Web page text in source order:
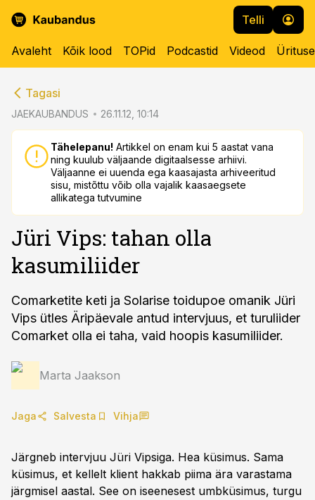
Telli
Avaleht Kõik lood TOPid Podcastid Videod
Tagasi
JAEKAUBANDUS 26.11.12, 10:14
Tähelepanu! Artikkel on enam kui 5 aastat vana
ning kuulub väljaande digitaalsesse arhiivi.
Väljaanne ei uuenda ega kaasajasta arhiveeritud
sisu, mistõttu võib olla vajalik kaasaegsete
allikatega tutvumine
Jüri Vips: tahan olla
kasumiliider
Comarketite keti ja Solarise toidupoe omanik Jüri
Vips ütles Äripäevale antud intervjuus, et turuliider
Comarket olla ei taha, vaid hoopis kasumiliider.
Marta Jaakson
Jaga Salvesta Vihja
Järgneb intervjuu Jüri Vipsiga. Hea küsimus. Sama
küsimus, et kellelt klient hakkab piima ära varastama
järgmisel aastal. See on iseenesest umbküsimus, turgu